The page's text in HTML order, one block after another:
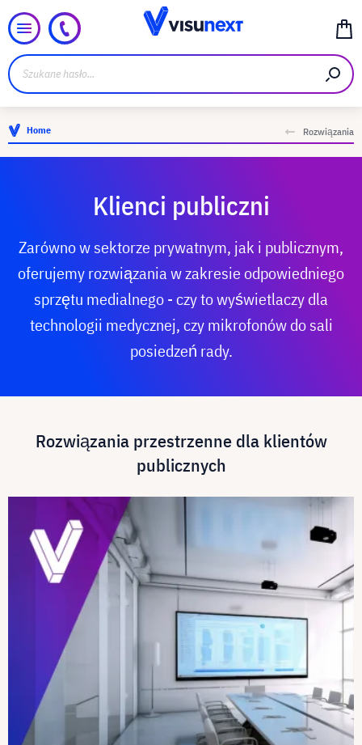
Home Rozwiązania
Klienci publiczni
Zarówno w sektorze prywatnym, jak i publicznym,
oferujemy rozwiązania w zakresie odpowiedniego
sprzętu medialnego - czy to wyświetlaczy dla
technologii medycznej, czy mikrofonów do sali
posiedzeń rady.
Rozwiązania przestrzenne dla klientów
publicznych